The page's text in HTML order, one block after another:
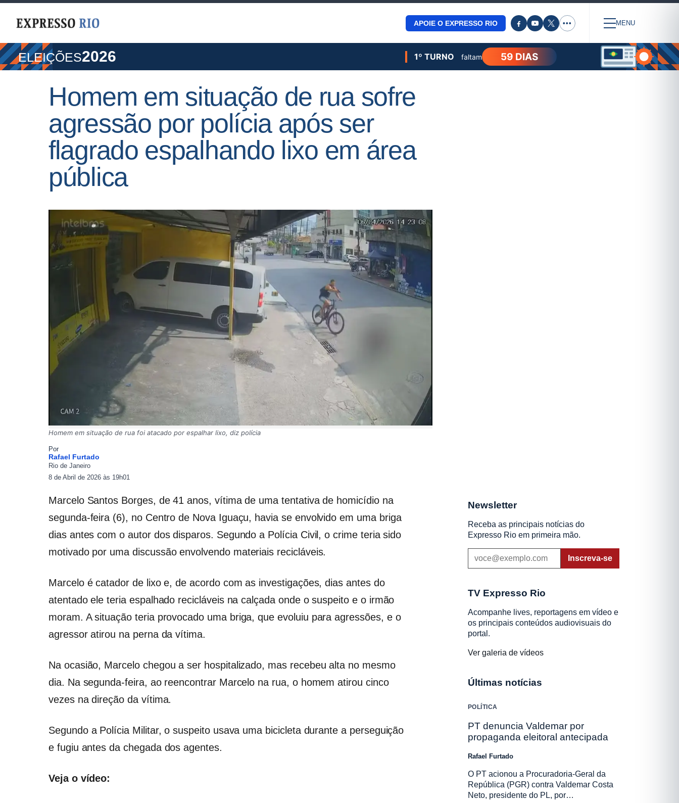
APOIE O EXPRESSO RIO ••• MENU
ELEIÇÕES2026 1º TURNO faltam 59 DIAS
Homem em situação de rua sofre
agressão por polícia após ser
flagrado espalhando lixo em área
pública
Homem em situação de rua foi atacado por espalhar lixo, diz polícia
Por
Rafael Furtado
Rio de Janeiro
8 de Abril de 2026 às 19h01
Marcelo Santos Borges, de 41 anos, vítima de uma tentativa de homicídio na
segunda-feira (6), no Centro de Nova Iguaçu, havia se envolvido em uma briga
dias antes com o autor dos disparos. Segundo a Polícia Civil, o crime teria sido
motivado por uma discussão envolvendo materiais recicláveis.
Marcelo é catador de lixo e, de acordo com as investigações, dias antes do
atentado ele teria espalhado recicláveis na calçada onde o suspeito e o irmão
moram. A situação teria provocado uma briga, que evoluiu para agressões, e o
agressor atirou na perna da vítima.
Na ocasião, Marcelo chegou a ser hospitalizado, mas recebeu alta no mesmo
dia. Na segunda-feira, ao reencontrar Marcelo na rua, o homem atirou cinco
vezes na direção da vítima.
Segundo a Polícia Militar, o suspeito usava uma bicicleta durante a perseguição
e fugiu antes da chegada dos agentes.
Veja o vídeo:
Newsletter
Receba as principais notícias do
Expresso Rio em primeira mão.
Inscreva-se
TV Expresso Rio
Acompanhe lives, reportagens em vídeo e
os principais conteúdos audiovisuais do
portal.
Ver galeria de vídeos
Últimas notícias
POLÍTICA
PT denuncia Valdemar por
propaganda eleitoral antecipada
Rafael Furtado
O PT acionou a Procuradoria-Geral da
República (PGR) contra Valdemar Costa
Neto, presidente do PL, por…